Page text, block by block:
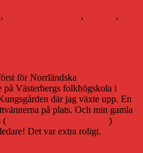
, ,
,
för Norrländska
på Västerbergs folkhögskola i
där jag växte upp. En
på plats. Och min gamla
(
)
Det var extra roligt.